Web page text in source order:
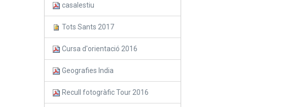
casalestiu
Tots Sants 2017
Cursa d'orientació 2016
Geografies India
Recull fotogràfic Tour 2016